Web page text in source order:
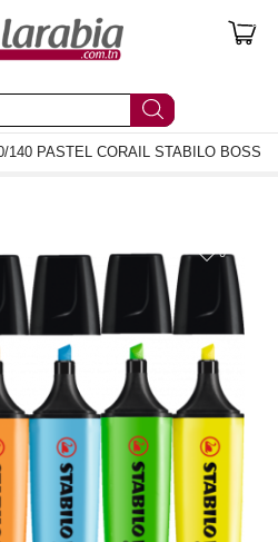
0
140 PASTEL CORAIL STABILO BOSS
0